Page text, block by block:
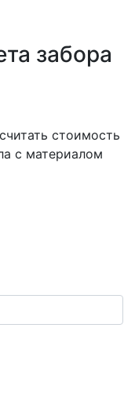
забора
стоимость
с материалом